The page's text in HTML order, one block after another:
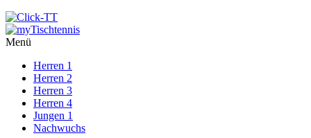
Menü
Herren 1
Herren 2
Herren 3
Herren 4
Jungen 1
Nachwuchs